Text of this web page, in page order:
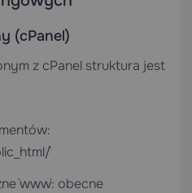
(cPanel)
z cPanel struktura jest
`
`www`: obecne